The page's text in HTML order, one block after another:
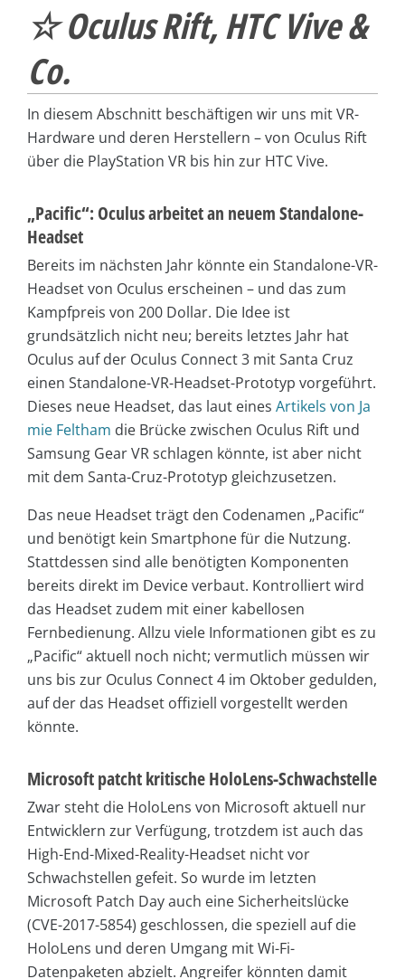
☆ Oculus Rift, HTC Vive &
Co.
In diesem Abschnitt beschäftigen wir uns mit VR-
Hardware und deren Herstellern – von Oculus Rift
über die PlayStation VR bis hin zur HTC Vive.
„Pacific“: Oculus arbeitet an neuem Standalone-
Headset
Bereits im nächsten Jahr könnte ein Standalone-VR-
Headset von Oculus erscheinen – und das zum
Kampfpreis von 200 Dollar. Die Idee ist
grundsätzlich nicht neu; bereits letztes Jahr hat
Oculus auf der Oculus Connect 3 mit Santa Cruz
einen Standalone-VR-Headset-Prototyp vorgeführt.
Dieses neue Headset, das laut eines Artikels von Ja
mie Feltham die Brücke zwischen Oculus Rift und
Samsung Gear VR schlagen könnte, ist aber nicht
mit dem Santa-Cruz-Prototyp gleichzusetzen.
Das neue Headset trägt den Codenamen „Pacific“
und benötigt kein Smartphone für die Nutzung.
Stattdessen sind alle benötigten Komponenten
bereits direkt im Device verbaut. Kontrolliert wird
das Headset zudem mit einer kabellosen
Fernbedienung. Allzu viele Informationen gibt es zu
„Pacific“ aktuell noch nicht; vermutlich müssen wir
uns bis zur Oculus Connect 4 im Oktober gedulden,
auf der das Headset offiziell vorgestellt werden
könnte.
Microsoft patcht kritische HoloLens-Schwachstelle
Zwar steht die HoloLens von Microsoft aktuell nur
Entwicklern zur Verfügung, trotzdem ist auch das
High-End-Mixed-Reality-Headset nicht vor
Schwachstellen gefeit. So wurde im letzten
Microsoft Patch Day auch eine Sicherheitslücke
(CVE-2017-5854) geschlossen, die speziell auf die
HoloLens und deren Umgang mit Wi-Fi-
Datenpaketen abzielt. Angreifer könnten damit